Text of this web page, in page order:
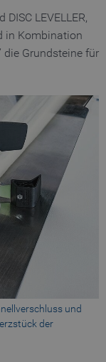
LEVELLER,
in Kombination
Grundsteine für
und
der